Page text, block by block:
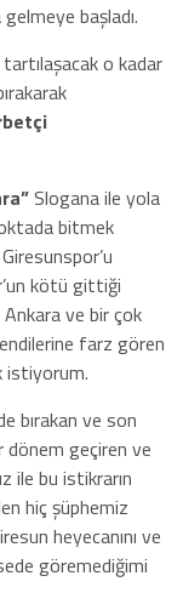
başladı.
o kadar
Slogana ile yola
bitmek
kötü gittiği
ve bir çok
farz gören
istiyorum.
bırakan ve son
dönem geçiren ve
ile bu istikrarın
hiç şüphemiz
heyecanını ve
göremediğimi